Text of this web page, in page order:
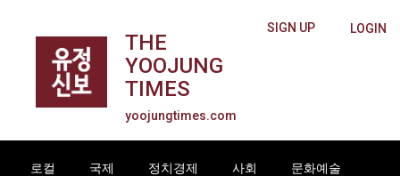
LOGIN
SIGN UP
THE
YOOJUNG
TIMES
yoojungtimes.com
로컬 국제 정치경제 사회 문화예술